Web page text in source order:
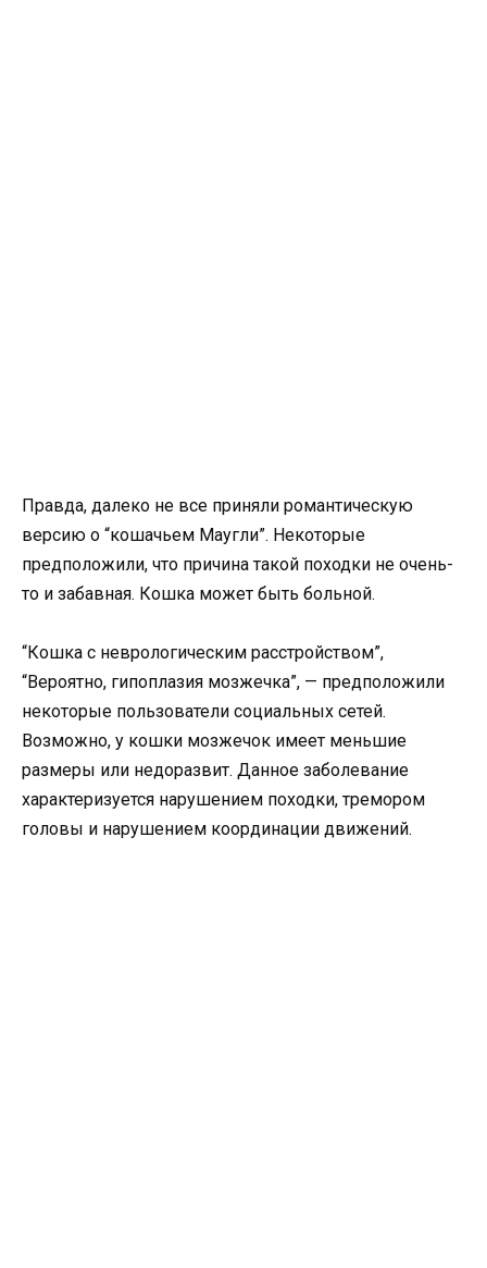
Правда, далеко не все приняли романтическую
версию о “кошачьем Маугли”. Некоторые
предположили, что причина такой походки не очень-
то и забавная. Кошка может быть больной.
“Кошка с неврологическим расстройством”,
“Вероятно, гипоплазия мозжечка”, — предположили
некоторые пользователи социальных сетей.
Возможно, у кошки мозжечок имеет меньшие
размеры или недоразвит. Данное заболевание
характеризуется нарушением походки, тремором
головы и нарушением координации движений.